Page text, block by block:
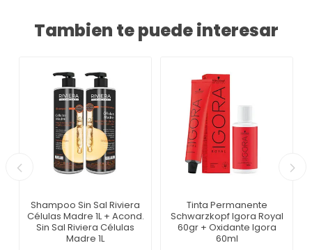
Tambien te puede interesar
Shampoo Sin Sal Riviera
Células Madre 1L + Acond.
Sin Sal Riviera Células
Madre 1L
Tinta Permanente
Schwarzkopf Igora Royal
60gr + Oxidante Igora
60ml